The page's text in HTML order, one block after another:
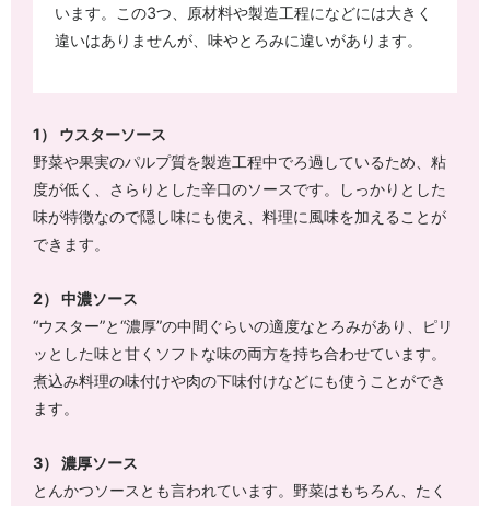
います。この3つ、原材料や製造工程になどには大きく
違いはありませんが、味やとろみに違いがあります。
1） ウスターソース
野菜や果実のパルプ質を製造工程中でろ過しているため、粘
度が低く、さらりとした辛口のソースです。しっかりとした
味が特徴なので隠し味にも使え、料理に風味を加えることが
できます。
2） 中濃ソース
“ウスター”と“濃厚”の中間ぐらいの適度なとろみがあり、ピリ
ッとした味と甘くソフトな味の両方を持ち合わせています。
煮込み料理の味付けや肉の下味付けなどにも使うことができ
ます。
3） 濃厚ソース
とんかつソースとも言われています。野菜はもちろん、たく